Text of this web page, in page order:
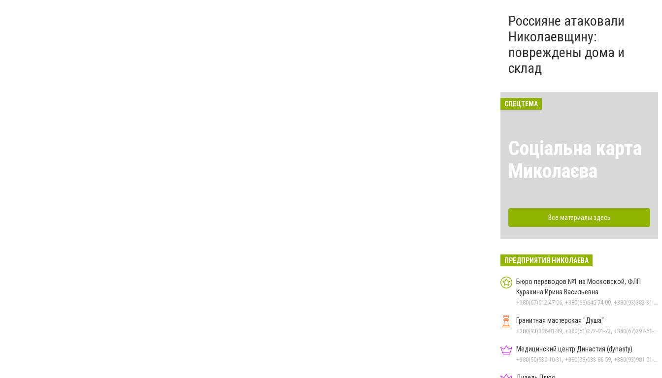
Россияне атаковали
Николаевщину:
повреждены дома и
склад
СПЕЦТЕМА
Соціальна карта
Миколаєва
Все материалы здесь
ПРЕДПРИЯТИЯ НИКОЛАЕВА
Бюро переводов №1 на Московской, ФЛП
Куракина Ирина Васильевна
Гранитная мастерская "Душа"
Медицинский центр Династия (dynasty)